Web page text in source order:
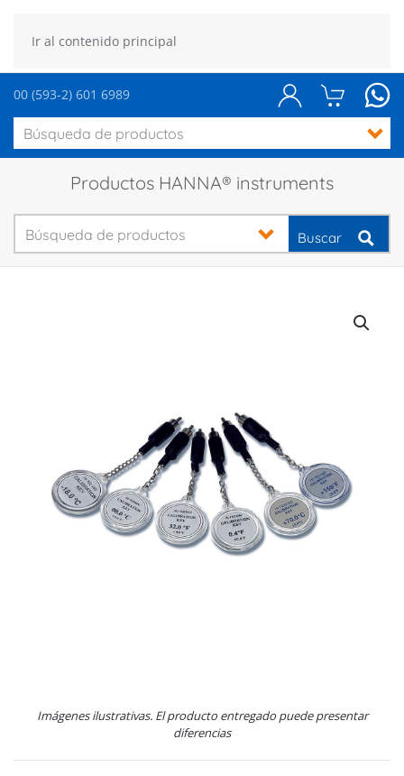
Ir al contenido principal
00 (593-2) 601 6989
Productos HANNA® instruments
Buscar
Imágenes ilustrativas. El producto entregado puede presentar
diferencias